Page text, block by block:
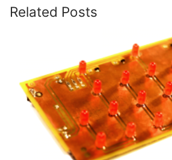
Related Posts